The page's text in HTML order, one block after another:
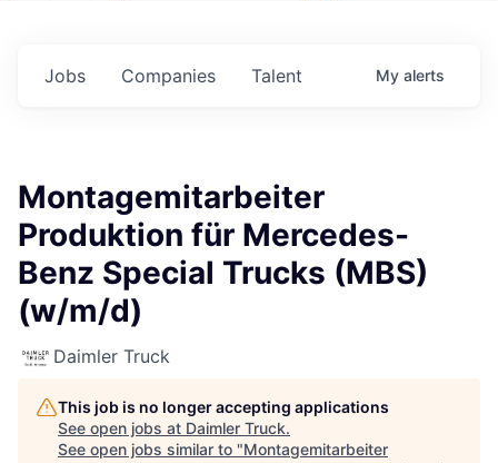
Jobs Companies Talent My alerts
Montagemitarbeiter
Produktion für Mercedes-
Benz Special Trucks (MBS)
(w/m/d)
Daimler Truck
This job is no longer accepting applications
See open jobs at Daimler Truck.
See open jobs similar to "Montagemitarbeiter